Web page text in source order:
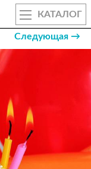
КАТАЛОГ
Следующая →